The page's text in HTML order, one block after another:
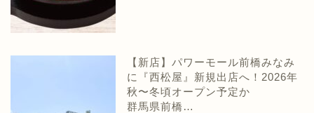
【新店】パワーモール前橋みなみ
に『西松屋』新規出店へ！2026年
秋〜冬頃オープン予定か
群馬県前橋…